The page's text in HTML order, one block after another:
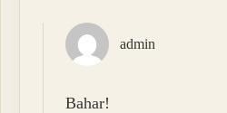
admin
Bahar!